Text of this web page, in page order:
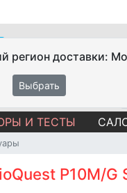
регион доставки:
Выбрать
И ТЕСТЫ
P10M/G